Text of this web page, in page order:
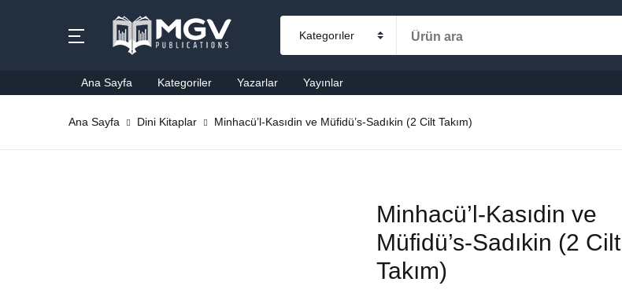
Ana Sayfa Kategoriler Yazarlar Yayınlar
Ana Sayfa
Aile-Eğitim
Başvuru – Kaynak
Bestseller
Ana Sayfa Dini Kitaplar Minhacü’l-Kasıdin ve Müfidü’s-Sadıkin (2 Cilt Takım)
Minhacü’l-Kasıdin ve
Müfidü’s-Sadıkin (2 Cilt
Takım)